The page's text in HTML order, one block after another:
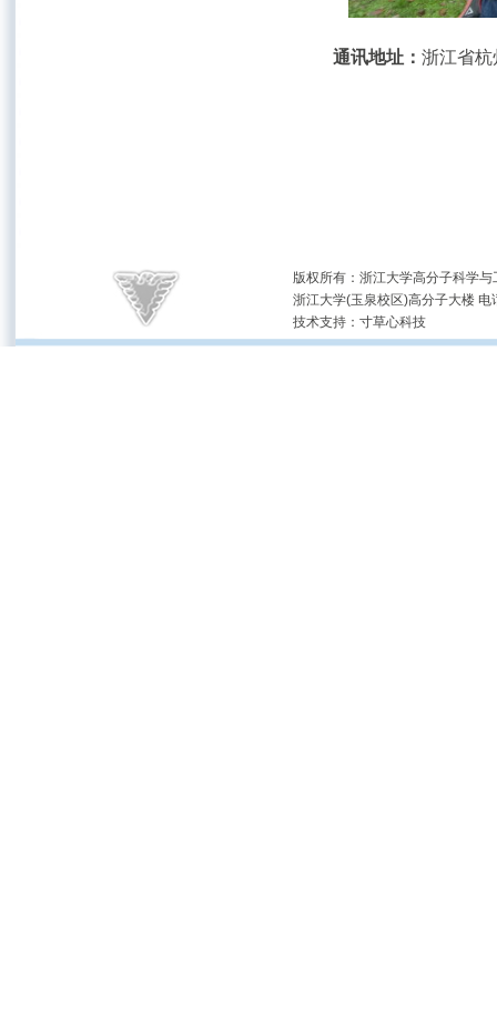
通讯地址： 浙江省杭
版权所有：浙江大学高分子科
浙江大学(玉泉校区)高分子大楼
技术支持： 寸草心科技